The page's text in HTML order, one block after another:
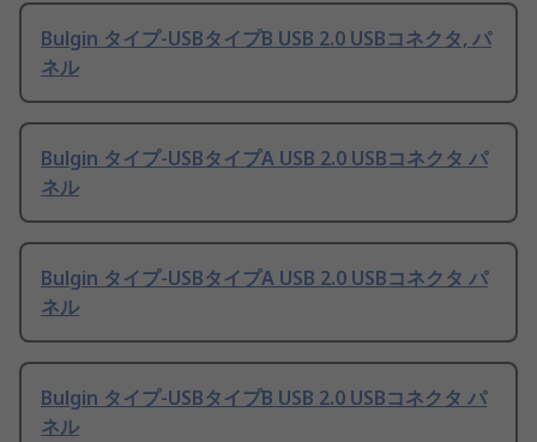
Bulgin タイプ-USBタイプB USB 2.0 USBコネクタ, パ
ネル
Bulgin タイプ-USBタイプA USB 2.0 USBコネクタ パ
ネル
Bulgin タイプ-USBタイプA USB 2.0 USBコネクタ パ
ネル
Bulgin タイプ-USBタイプB USB 2.0 USBコネクタ パ
ネル